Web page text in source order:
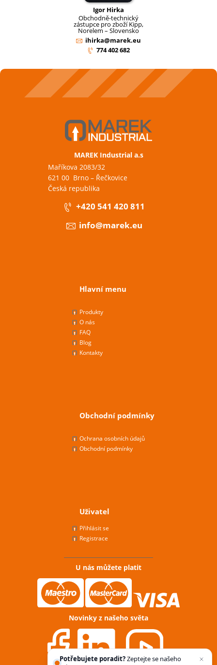
Igor Hirka
Obchodně-technický
zástupce pro zboží Kipp,
Norelem – Slovensko
ihirka@marek.eu
774 402 682
MAREK Industrial a.s
Maříkova 2083/32
621 00 Brno – Řečkovice
Česká republika
+420 541 420 811
info@marek.eu
Hlavní menu
Produkty
O nás
FAQ
Blog
Kontakty
Obchodní podmínky
Ochrana osobních údajů
Obchodní podmínky
Uživatel
Přihlásit se
Registrace
U nás můžete platit
Novinky z našeho světa
Potřebujete poradit?Zeptejte se našeho